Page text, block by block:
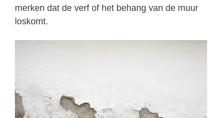
merken dat de verf of het behang van de muur
loskomt.